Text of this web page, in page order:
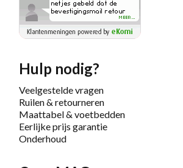
Hulp nodig?
Veelgestelde vragen
Ruilen & retourneren
Maattabel & voetbedden
Eerlijke prijs garantie
Onderhoud